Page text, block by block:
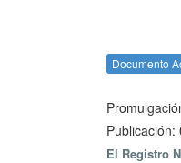
Documento
Publicación:
El Registro